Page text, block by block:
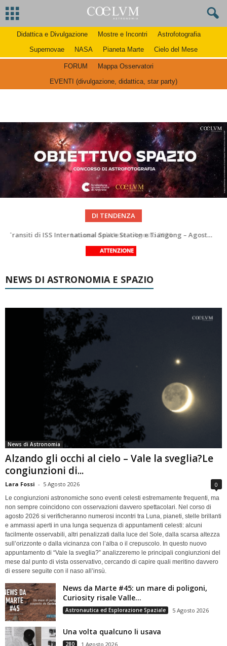
Didattica e Divulgazione Mostre e Incontri
Astrofotografia
Supernovae
NASA Pianeta Marte Cielo del Mese
FORUM
Mappa Osservatori
EVENTI (divulgazione, didattica, star party)
DI TENDENZA
La Luna del Mese – Agosto 2026
Le costellazioni di Agosto 2026: Delfino
NEWS DI ASTRONOMIA E SPAZIO
News di Astronomia
Alzando gli occhi al cielo – Vale la sveglia?Le
congiunzioni di...
Lara Fossi - 5 Agosto 2026 0
Le congiunzioni astronomiche sono eventi celesti estremamente frequenti, ma
non sempre coincidono con osservazioni davvero spettacolari. Nel corso di
agosto 2026 si verificheranno numerosi incontri tra Luna, pianeti, stelle brillanti
e ammassi aperti in una lunga sequenza di appuntamenti celesti: alcuni
facilmente osservabili, altri penalizzati dalla luce del Sole, dalla scarsa altezza
sull’orizzonte o dalla vicinanza con l’alba o il crepuscolo. In questo nuovo
appuntamento di “Vale la sveglia?” analizzeremo le principali congiunzioni del
mese dal punto di vista osservativo, cercando di capire quali meritino davvero
di essere seguite con il naso all’insù.
News da Marte #45: un mare di poligoni,
Curiosity risale Valle...
Astronautica ed Esplorazione Spaziale 5 Agosto 2026
Una volta qualcuno li usava
280 1 Agosto 2026